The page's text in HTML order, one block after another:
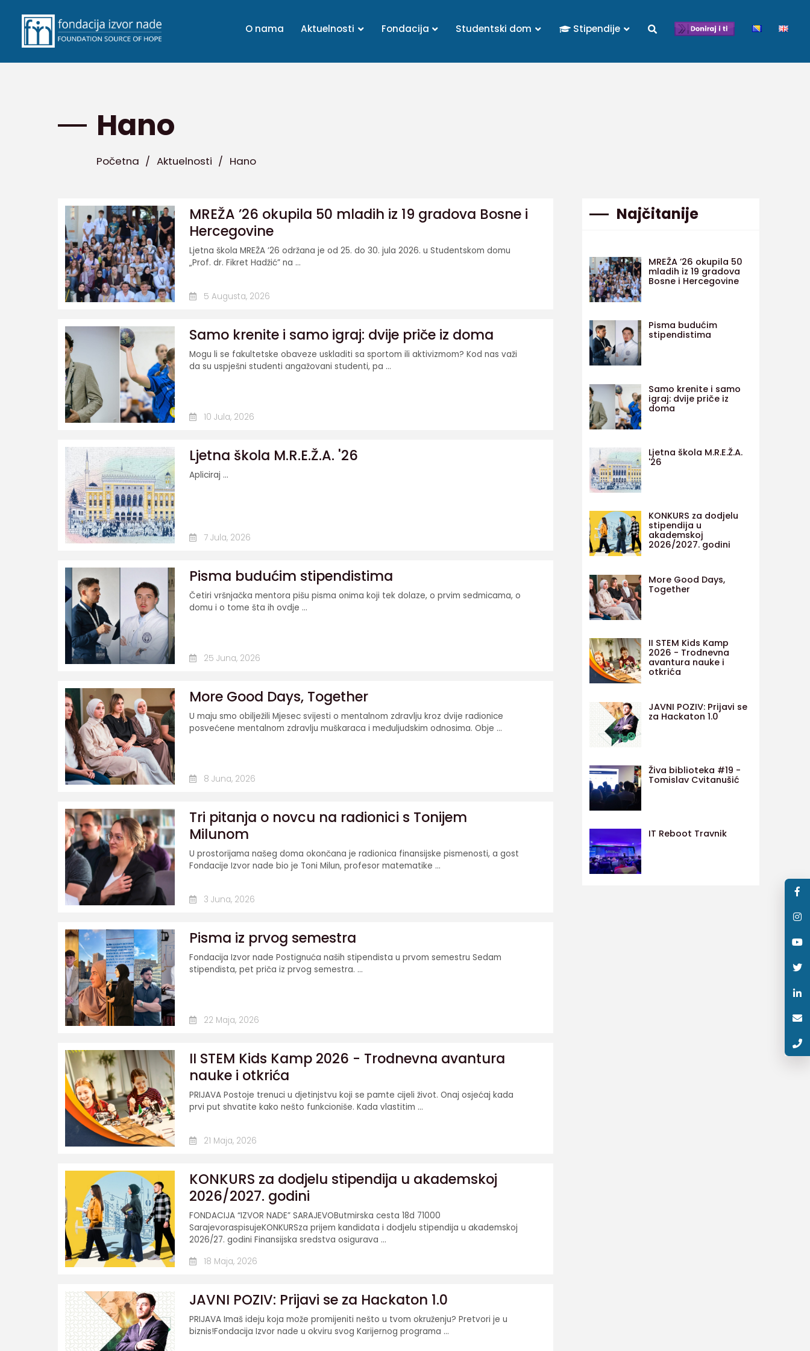
O nama Aktuelnosti Fondacija Studentski dom Stipendije
Hano
Početna / Aktuelnosti / Hano
MREŽA ’26 okupila 50 mladih iz 19 gradova Bosne i
Hercegovine
Ljetna škola MREŽA ’26 održana je od 25. do 30. jula 2026. u Studentskom domu
„Prof. dr. Fikret Hadžić” na ...
5 Augusta, 2026
Samo krenite i samo igraj: dvije priče iz doma
Mogu li se fakultetske obaveze uskladiti sa sportom ili aktivizmom? Kod nas važi
da su uspješni studenti angažovani studenti, pa ...
10 Jula, 2026
Ljetna škola M.R.E.Ž.A. '26
Apliciraj ...
7 Jula, 2026
Pisma budućim stipendistima
Četiri vršnjačka mentora pišu pisma onima koji tek dolaze, o prvim sedmicama, o
domu i o tome šta ih ovdje ...
25 Juna, 2026
More Good Days, Together
U maju smo obilježili Mjesec svijesti o mentalnom zdravlju kroz dvije radionice
posvećene mentalnom zdravlju muškaraca i međuljudskim odnosima. Obje ...
8 Juna, 2026
Tri pitanja o novcu na radionici s Tonijem
Milunom
U prostorijama našeg doma okončana je radionica finansijske pismenosti, a gost
Fondacije Izvor nade bio je Toni Milun, profesor matematike ...
3 Juna, 2026
Pisma iz prvog semestra
Fondacija Izvor nade Postignuća naših stipendista u prvom semestru Sedam
stipendista, pet priča iz prvog semestra. ...
22 Maja, 2026
II STEM Kids Kamp 2026 - Trodnevna avantura
nauke i otkrića
PRIJAVA Postoje trenuci u djetinjstvu koji se pamte cijeli život. Onaj osjećaj kada
prvi put shvatite kako nešto funkcioniše. Kada vlastitim ...
21 Maja, 2026
KONKURS za dodjelu stipendija u akademskoj
2026/2027. godini
FONDACIJA “IZVOR NADE” SARAJEVOButmirska cesta 18d 71000
SarajevoraspisujeKONKURSza prijem kandidata i dodjelu stipendija u akademskoj
2026/27. godini Finansijska sredstva osigurava ...
18 Maja, 2026
JAVNI POZIV: Prijavi se za Hackaton 1.0
PRIJAVA Imaš ideju koja može promijeniti nešto u tvom okruženju? Pretvori je u
biznis!Fondacija Izvor nade u okviru svog Karijernog programa ...
Najčitanije
MREŽA ’26 okupila 50
mladih iz 19 gradova
Bosne i Hercegovine
Pisma budućim
stipendistima
Samo krenite i samo
igraj: dvije priče iz
doma
Ljetna škola M.R.E.Ž.A.
'26
KONKURS za dodjelu
stipendija u
akademskoj
2026/2027. godini
More Good Days,
Together
II STEM Kids Kamp
2026 - Trodnevna
avantura nauke i
otkrića
JAVNI POZIV: Prijavi se
za Hackaton 1.0
Živa biblioteka #19 -
Tomislav Cvitanušić
IT Reboot Travnik